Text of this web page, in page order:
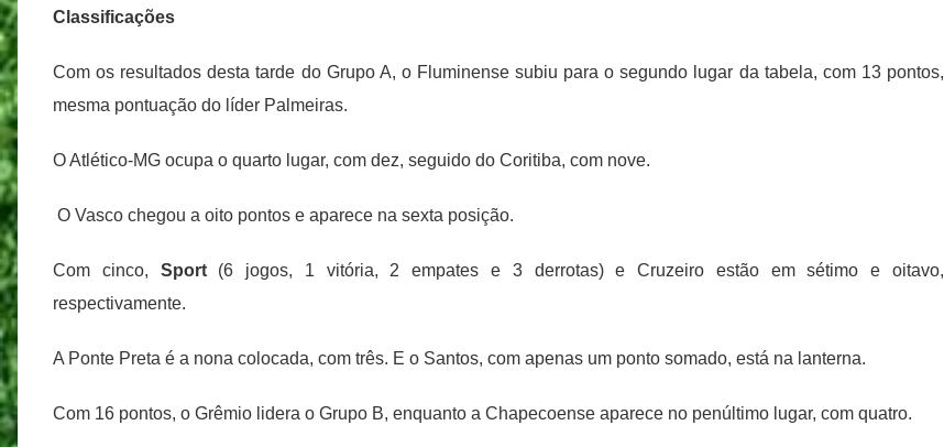
Classificações
Com os resultados desta tarde do Grupo A, o Fluminense subiu para o segundo lugar da tabela, com 13 pontos,
mesma pontuação do líder Palmeiras.
O Atlético-MG ocupa o quarto lugar, com dez, seguido do Coritiba, com nove.
O Vasco chegou a oito pontos e aparece na sexta posição.
Com cinco, Sport (6 jogos, 1 vitória, 2 empates e 3 derrotas) e Cruzeiro estão em sétimo e oitavo,
respectivamente.
A Ponte Preta é a nona colocada, com três. E o Santos, com apenas um ponto somado, está na lanterna.
Com 16 pontos, o Grêmio lidera o Grupo B, enquanto a Chapecoense aparece no penúltimo lugar, com quatro.